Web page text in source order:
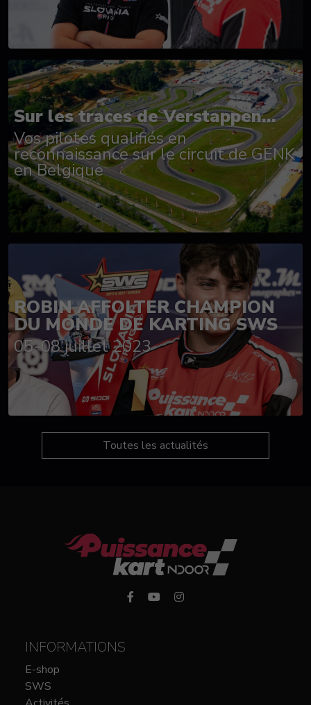
Sur les traces de Verstappen...
Vos pilotes qualifiés en
reconnaissance sur le circuit de GENK
en Belgique
ROBIN AFFOLTER CHAMPION
DU MONDE DE KARTING SWS
05-08 juillet 2023
Toutes les actualités
INFORMATIONS
E-shop
SWS